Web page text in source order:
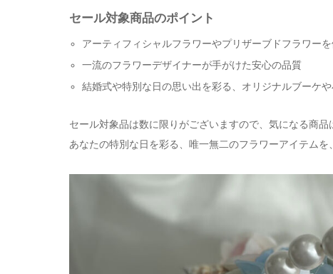
セール対象商品のポイント
アーティフィシャルフラワーやプリザーブドフラワー
一流のフラワーデザイナーが手がけた安心の品質
結婚式や特別な日の思い出を彩る、オリジナルブーケ
セール対象品は数に限りがございますので、気になる商品
あなたの特別な日を彩る、唯一無二のフラワーアイテムを